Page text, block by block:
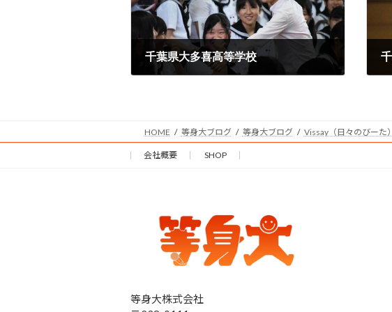
千葉県大多喜高等学校
HOME 等身大ブログ 等身大ブログ Vissay（日々のびーた）
会社概要 SHOP
等身大株式会社